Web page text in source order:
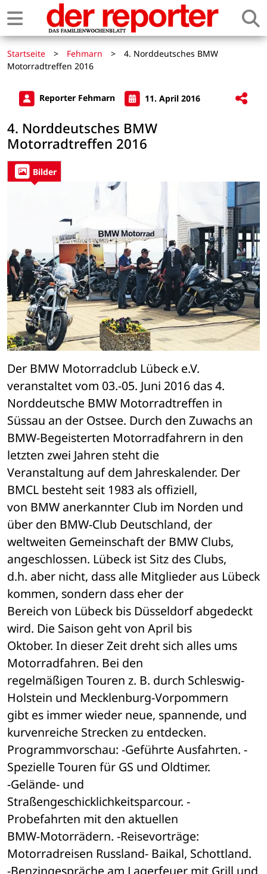
Startseite > Fehmarn >
4. Norddeutsches BMW
Motorradtreffen 2016
Reporter Fehmarn 11. April 2016
4. Norddeutsches BMW
Motorradtreffen 2016
Bilder
Der BMW Motorradclub Lübeck e.V.
veranstaltet vom 03.-05. Juni 2016 das 4.
Norddeutsche BMW Motorradtreffen in
Süssau an der Ostsee. Durch den Zuwachs an
BMW-Begeisterten Motorradfahrern in den
letzten zwei Jahren steht die
Veranstaltung auf dem Jahreskalender. Der
BMCL besteht seit 1983 als offiziell,
von BMW anerkannter Club im Norden und
über den BMW-Club Deutschland, der
weltweiten Gemeinschaft der BMW Clubs,
angeschlossen. Lübeck ist Sitz des Clubs,
d.h. aber nicht, dass alle Mitglieder aus Lübeck
kommen, sondern dass eher der
Bereich von Lübeck bis Düsseldorf abgedeckt
wird. Die Saison geht von April bis
Oktober. In dieser Zeit dreht sich alles ums
Motorradfahren. Bei den
regelmäßigen Touren z. B. durch Schleswig-
Holstein und Mecklenburg-Vorpommern
gibt es immer wieder neue, spannende, und
kurvenreiche Strecken zu entdecken.
Programmvorschau: -Geführte Ausfahrten. -
Spezielle Touren für GS und Oldtimer.
-Gelände- und
Straßengeschicklichkeitsparcour. -
Probefahrten mit den aktuellen
BMW-Motorrädern. -Reisevorträge:
Motorradreisen Russland- Baikal, Schottland.
-Benzingespräche am Lagerfeuer mit Grill und